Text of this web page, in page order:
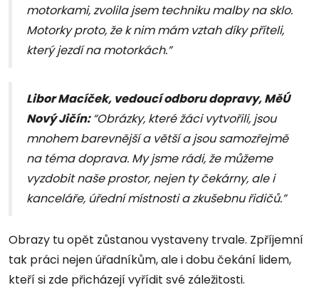
motorkami, zvolila jsem techniku malby na sklo.
Motorky proto, že k nim mám vztah díky příteli,
který jezdí na motorkách.”
Libor Macíček, vedoucí odboru dopravy, MěÚ
Nový Jičín:“Obrázky, které žáci vytvořili, jsou
mnohem barevnější a větší a jsou samozřejmě
na téma doprava. My jsme rádi, že můžeme
vyzdobit naše prostor, nejen ty čekárny, ale i
kanceláře, úřední místnosti a zkušebnu řidičů.”
Obrazy tu opět zůstanou vystaveny trvale. Zpříjemní
tak práci nejen úřadníkům, ale i dobu čekání lidem,
kteří si zde přicházejí vyřídit své záležitosti.